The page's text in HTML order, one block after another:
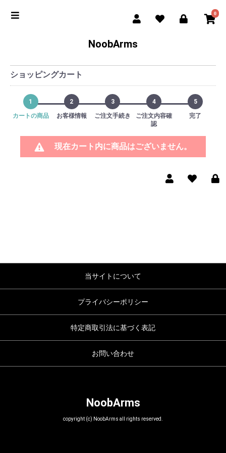
0
NoobArms
ショッピングカート
1
カートの商品
2
お客様情報
3
ご注文手続き
4
ご注文内容確
認
5
完了
現在カート内に商品はございません。
当サイトについて
プライバシーポリシー
特定商取引法に基づく表記
お問い合わせ
NoobArms
copyright (c) NoobArms all rights reserved.